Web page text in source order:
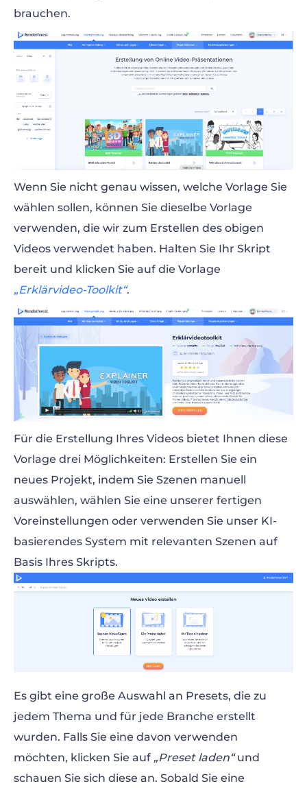
brauchen.
Wenn Sie nicht genau wissen, welche Vorlage Sie
wählen sollen, können Sie dieselbe Vorlage
verwenden, die wir zum Erstellen des obigen
Videos verwendet haben. Halten Sie Ihr Skript
bereit und klicken Sie auf die Vorlage
„Erklärvideo-Toolkit“.
Für die Erstellung Ihres Videos bietet Ihnen diese
Vorlage drei Möglichkeiten: Erstellen Sie ein
neues Projekt, indem Sie Szenen manuell
auswählen, wählen Sie eine unserer fertigen
Voreinstellungen oder verwenden Sie unser KI-
basierendes System mit relevanten Szenen auf
Basis Ihres Skripts.
Es gibt eine große Auswahl an Presets, die zu
jedem Thema und für jede Branche erstellt
wurden. Falls Sie eine davon verwenden
möchten, klicken Sie auf „Preset laden“und
schauen Sie sich diese an. Sobald Sie eine